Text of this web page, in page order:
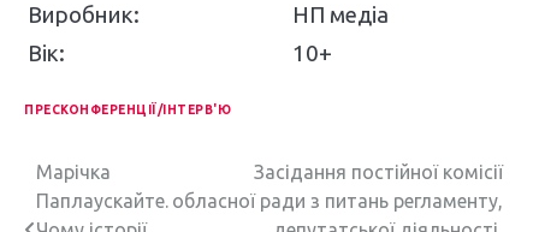
Виробник:
НП медіа
Вік:
10+
ПРЕСКОНФЕРЕНЦІЇ/ІНТЕРВ'Ю
Н
а
Марічка
Паплаускайте.
Засідання постійної комісії
обласної ради з питань регламенту,